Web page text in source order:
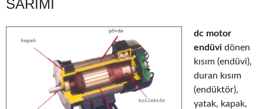
SARIMI
dc motor
endüvi dönen
kısım (endüvi),
duran kısım
(endüktör),
yatak, kapak,